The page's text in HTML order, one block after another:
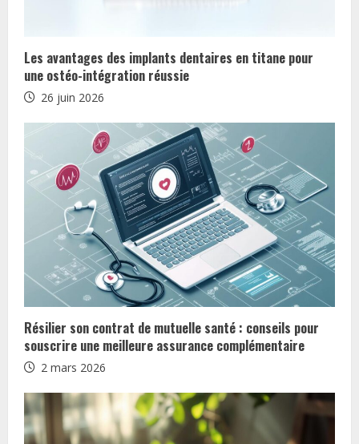
e
a
i
g
Les avantages des implants dentaires en titane pour
une ostéo-intégration réussie
26 juin 2026
Résilier son contrat de mutuelle santé : conseils pour
souscrire une meilleure assurance complémentaire
2 mars 2026